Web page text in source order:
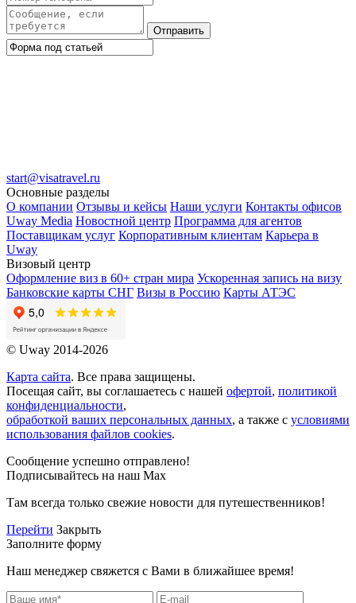
Отправить
start@visatravel.ru
Основные разделы
О компании Отзывы и кейсы Наши услуги Контакты офисов
Uway Media Новостной центр Программа для агентов
Поставщикам услуг Корпоративным клиентам Карьера в
Uway
Визовый центр
Оформление виз в 60+ стран мира Ускоренная запись на визу
Банковские карты СНГ Визы в Россию Карты АТЭС
© Uway 2014-2026
Карта сайта. Все права защищены.
Посещая сайт, вы соглашаетесь с нашей офертой, политикой
конфиденциальности,
обработкой ваших персональных данных, а также с условиями
использования файлов cookies.
Сообщение успешно отправлено!
Подписывайтесь на наш Max
Там всегда только свежие новости для путешественников!
Перейти Закрыть
Заполните форму
Наш менеджер свяжется с Вами в ближайшее время!